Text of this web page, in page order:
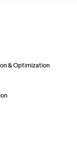
& Optimization